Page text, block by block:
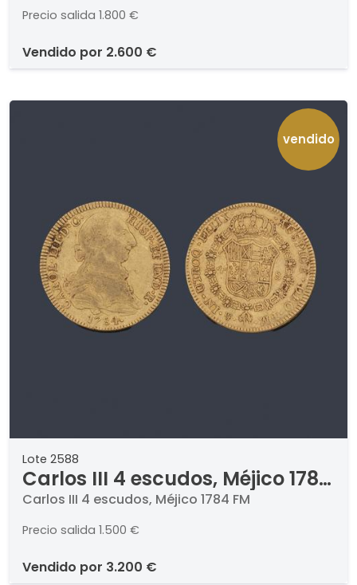
Precio salida 1.800 €
vendido por 2.600 €
vendido
Lote 2588
Carlos III 4 escudos, Méjico 1784
FM
Carlos III 4 escudos, Méjico 1784 FM
Precio salida 1.500 €
vendido por 3.200 €